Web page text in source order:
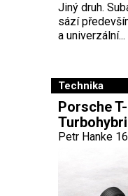
Jiný druh.
sází
a univerzální...
Technika
Porsche
Petr Hanke